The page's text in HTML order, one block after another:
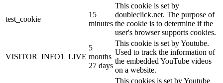
test_cookie
15
minutes
This cookie is set by
doubleclick.net. The purpose of
the cookie is to determine if the
user's browser supports cookies.
VISITOR_INFO1_LIVE
5
months
27 days
This cookie is set by Youtube.
Used to track the information of
the embedded YouTube videos
on a website.
This cookies is set by Youtube